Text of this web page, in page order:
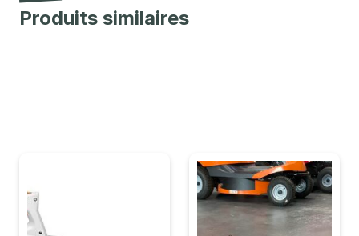
Produits similaires